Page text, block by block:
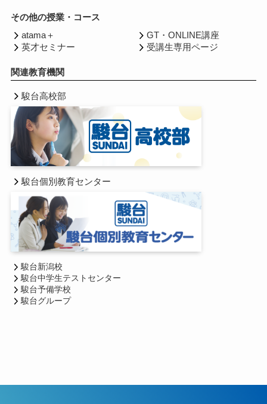
その他の授業・コース
atama＋
英才セミナー
GT・ONLINE講座
受講生専用ページ
関連教育機関
駿台高校部
駿台個別教育センター
駿台新潟校
駿台中学生テストセンター
駿台予備学校
駿台グループ